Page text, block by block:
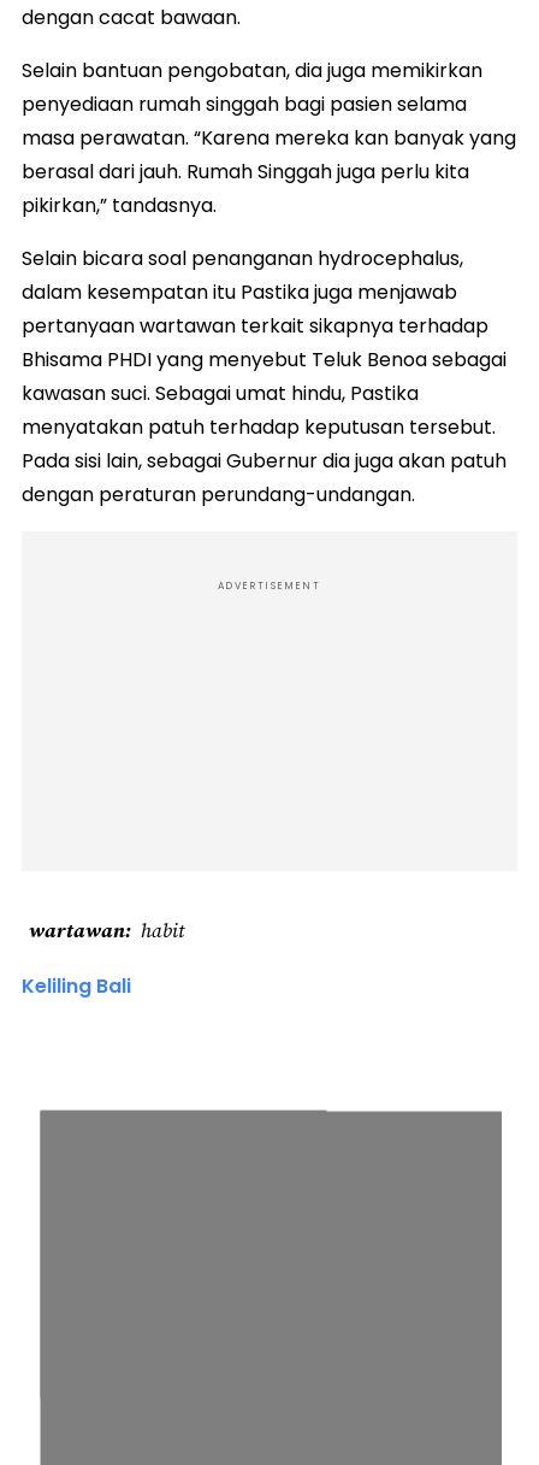
dengan cacat bawaan.
Selain bantuan pengobatan, dia juga memikirkan
penyediaan rumah singgah bagi pasien selama
masa perawatan. “Karena mereka kan banyak yang
berasal dari jauh. Rumah Singgah juga perlu kita
pikirkan,” tandasnya.
Selain bicara soal penanganan hydrocephalus,
dalam kesempatan itu Pastika juga menjawab
pertanyaan wartawan terkait sikapnya terhadap
Bhisama PHDI yang menyebut Teluk Benoa sebagai
kawasan suci. Sebagai umat hindu, Pastika
menyatakan patuh terhadap keputusan tersebut.
Pada sisi lain, sebagai Gubernur dia juga akan patuh
dengan peraturan perundang-undangan.
ADVERTISEMENT
wartawan habit
Keliling Bali